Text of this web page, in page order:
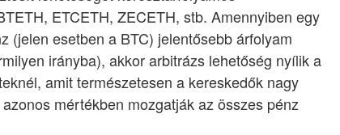
ETCETH, ZECETH, stb. Amennyiben egy
(jelen esetben a BTC) jelentősebb árfolyam
irányba), akkor arbitrázs lehetőség nyílik a
amit természetesen a kereskedők nagy
mértékben mozgatják az összes pénz